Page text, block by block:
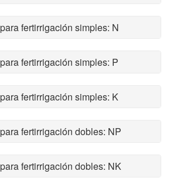
fertirrigación simples: N
fertirrigación simples: P
fertirrigación simples: K
fertirrigación dobles: NP
fertirrigación dobles: NK